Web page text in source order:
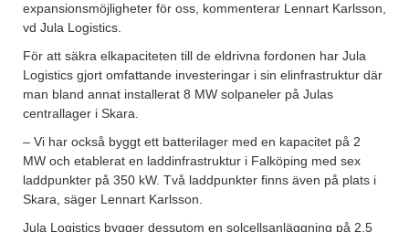
expansionsmöjligheter för oss, kommenterar Lennart Karlsson,
vd Jula Logistics.
För att säkra elkapaciteten till de eldrivna fordonen har Jula
Logistics gjort omfattande investeringar i sin elinfrastruktur där
man bland annat installerat 8 MW solpaneler på Julas
centrallager i Skara.
– Vi har också byggt ett batterilager med en kapacitet på 2
MW och etablerat en laddinfrastruktur i Falköping med sex
laddpunkter på 350 kW. Två laddpunkter finns även på plats i
Skara, säger Lennart Karlsson.
Jula Logistics bygger dessutom en solcellsanläggning på 2,5